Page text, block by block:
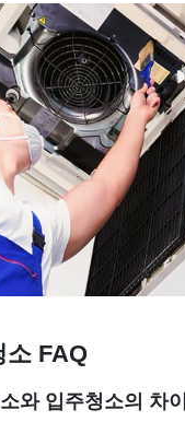
소 FAQ
와 입주청소의 차